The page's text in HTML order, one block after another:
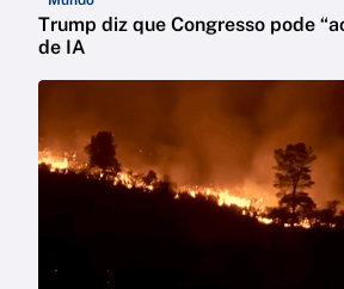
Trump diz que Congresso pode
de IA